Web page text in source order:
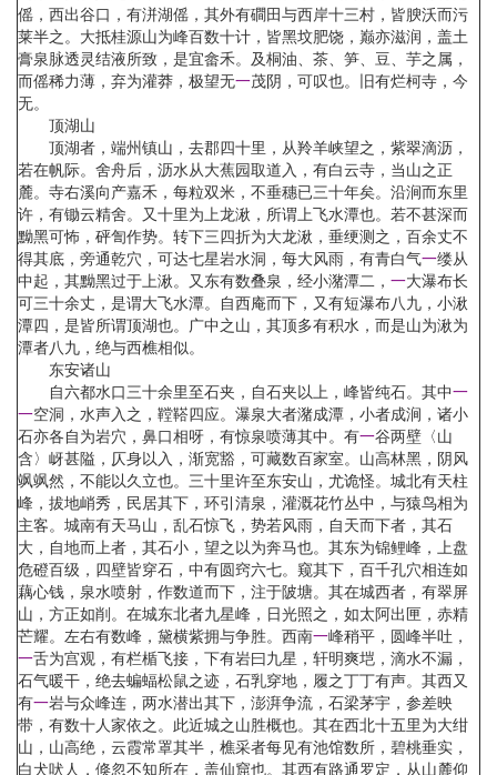
傜，西出谷口，有洴湖傜，其外有磵田与西岸十三村，皆腴沃而污
莱半之。大抵桂源山为峰百数十计，皆黑坟肥饶，巅亦滋润，盖土
膏泉脉透灵结液所致，是宜畲禾。及桐油、茶、笋、豆、芋之属，
而傜稀力薄，弃为灌莽，极望无一茂阴，可叹也。旧有烂柯寺，今
无。
顶湖山
顶湖者，端州镇山，去郡四十里，从羚羊峡望之，紫翠滴沥，
若在帆际。舍舟后，沥水从大蕉园取道入，有白云寺，当山之正
麓。寺右溪向产嘉禾，每粒双米，不垂穗已三十年矣。沿涧而东里
许，有锄云精舍。又十里为上龙湫，所谓上飞水潭也。若不甚深而
黝黑可怖，砰訇作势。转下三四折为大龙湫，垂绠测之，百余丈不
得其底，旁通乾穴，可达七星岩水洞，每大风雨，有青白气一缕从
中起，其黝黑过于上湫。又东有数叠泉，经小潴潭二， 一大瀑布长
可三十余丈，是谓大飞水潭。自西庵而下，又有短瀑布八九，小湫
潭四，是皆所谓顶湖也。广中之山，其顶多有积水，而是山为湫为
潭者八九，绝与西樵相似。
东安诸山
自六都水口三十余里至石夹，自石夹以上，峰皆纯石。其中一
一空洞，水声入之，鞺鞳四应。瀑泉大者潴成潭，小者成涧，诸小
石亦各自为岩穴，鼻口相呀，有惊泉喷薄其中。有一谷两壁〈山
含〉岈甚隘，仄身以入，渐宽豁，可藏数百家室。山高林黑，阴风
飒飒然，不能以久立也。三十里许至东安山，尤诡怪。城北有天柱
峰，拔地峭秀，民居其下，环引清泉，灌溉花竹丛中，与猿鸟相为
主客。城南有天马山，乱石惊飞，势若风雨，自天而下者，其石
大，自地而上者，其石小，望之以为奔马也。其东为锦鲤峰，上盘
危磴百级，四壁皆穿石，中有圆窍六七。窥其下，百千孔穴相连如
藕心钱，泉水喷射，作数道而下，注于陂塘。其在城西者，有翠屏
山，方正如削。在城东北者九星峰，日光照之，如太阿出匣，赤精
芒耀。左右有数峰，黛横紫拥与争胜。西南一峰稍平，圆峰半吐，
一舌为宫观，有栏楯飞接，下有岩曰九星，轩明爽垲，滴水不漏，
石气暖干，绝去蝙蝠松鼠之迹，石乳穿地，履之丁丁有声。其西又
有一岩与众峰连，两水潜出其下，澎湃争流，石梁茅宇，参差映
带，有数十人家依之。此近城之山胜概也。其在西北十五里为大绀
山，山高绝，云霞常罩其半，樵采者每见有池馆数所，碧桃垂实，
白犬吠人，倏忽不知所在，盖仙窟也。其西有路通罗定，从山麓仰